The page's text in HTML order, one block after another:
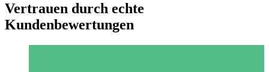
Vertrauen durch echte
Kundenbewertungen